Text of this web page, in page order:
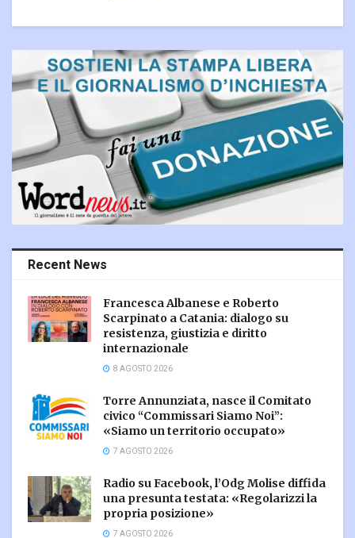
Recent News
Francesca Albanese e Roberto
Scarpinato a Catania: dialogo su
resistenza, giustizia e diritto
internazionale
8 AGOSTO 2026
Torre Annunziata, nasce il Comitato
civico “Commissari Siamo Noi”:
«Siamo un territorio occupato»
7 AGOSTO 2026
Radio su Facebook, l’Odg Molise diffida
una presunta testata: «Regolarizzi la
propria posizione»
7 AGOSTO 2026